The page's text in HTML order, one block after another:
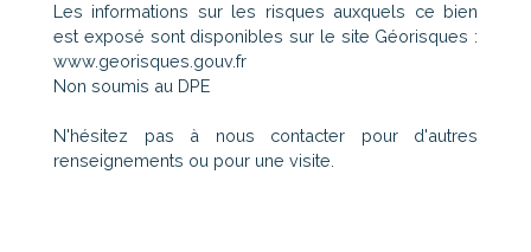
Les informations sur les risques auxquels ce bien
est exposé sont disponibles sur le site Géorisques :
www.georisques.gouv.fr
Non soumis au DPE
N'hésitez pas à nous contacter pour d'autres
renseignements ou pour une visite.